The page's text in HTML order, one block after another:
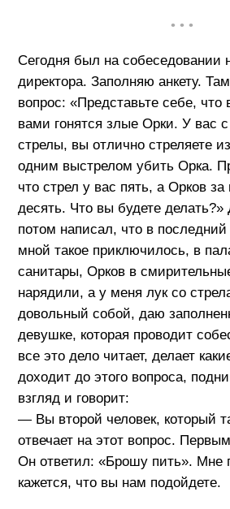
• • •
Сегодня был на собеседовании
директора. Заполняю анкету.
вопрос: «Представьте себе,
вами гонятся злые Орки. У вас
стрелы, вы отлично стреляете
одним выстрелом убить Орка.
что стрел у вас пять, а Орков за
десять. Что вы будете
потом написал, что в последний
мной такое приключилось, в
санитары, Орков в
нарядили, а у меня лук со
довольный собой, даю
девушке, которая проводит
все это дело читает, делает
доходит до этого вопроса,
взгляд и говорит:
— Вы второй человек, который
отвечает на этот вопрос.
Он ответил: «Брошу пить». Мне
кажется, что вы нам подойдете.